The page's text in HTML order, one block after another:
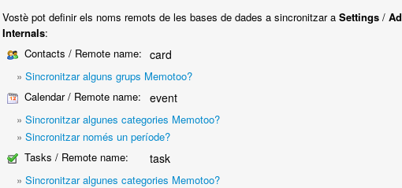
Vostè pot definir els noms remots de les bases de dades a sincronitzar aSettings /
Internals:
Contacts / Remote name: card
»Sincronitzar alguns grups Memotoo?
Calendar / Remote name:
event
»Sincronitzar algunes categories Memotoo?
»Sincronitzar només un període?
Tasks / Remote name:
task
»Sincronitzar algunes categories Memotoo?